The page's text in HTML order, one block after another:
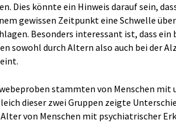
Dies könnte ein Hinweis darauf sein,
gewissen Zeitpunkt eine Schwelle
Besonders interessant ist, dass
sowohl durch Altern also auch bei der
stammten von Menschen mit
dieser zwei Gruppen zeigte
von Menschen mit psychiatrischer